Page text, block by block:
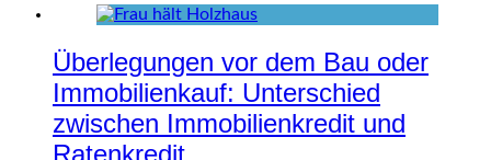
Überlegungen vor dem Bau oder
Immobilienkauf: Unterschied
zwischen Immobilienkredit und
Ratenkredit